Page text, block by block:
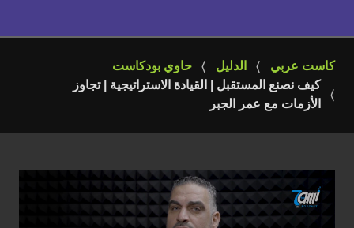
كاست عربي الدليل
حاوي بودكاست
كيف نصنع المستقبل | القيادة الاستراتيجية | تجاوز
الأزمات مع عمر الجبر